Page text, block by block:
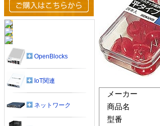
メーカー
商品名
型番
OpenBlocks
IoT関連
ネットワーク